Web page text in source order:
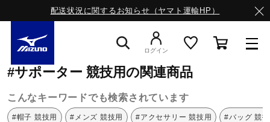
配送状況に関するお知らせ（ヤマト運輸HP）
ログイン
ミズノ公式オンライン
#サポーター 競技用の関連商品
こんなキーワードでも検索されています
#帽子 競技用 #メンズ 競技用 #アクセサリー 競技用 #バッグ 競